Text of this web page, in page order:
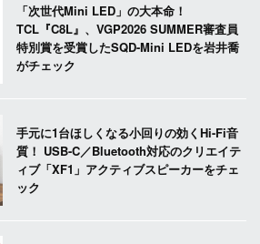
「次世代Mini LED」の大本命！
TCL『C8L』、VGP2026 SUMMER審査員
特別賞を受賞したSQD-Mini LEDを岩井喬
がチェック
手元に1台ほしくなる小回りの効くHi-Fi音
質！ USB-C／Bluetooth対応のクリエイテ
ィブ「XF1」アクティブスピーカーをチェ
ック